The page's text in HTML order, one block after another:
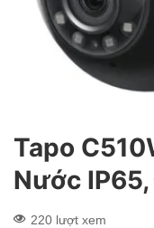
Tapo
Nước
220 lượt xem